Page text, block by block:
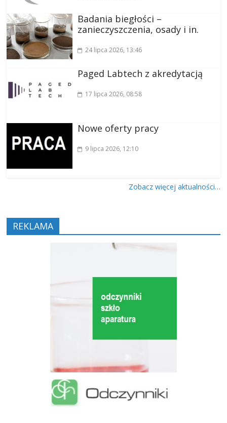
Badania biegłości –
zanieczyszczenia, osady i in.
24 lipca 2026, 13:46
Paged Labtech z akredytacją
17 lipca 2026, 08:58
Nowe oferty pracy
9 lipca 2026, 12:10
Zobacz więcej aktualności…
REKLAMA